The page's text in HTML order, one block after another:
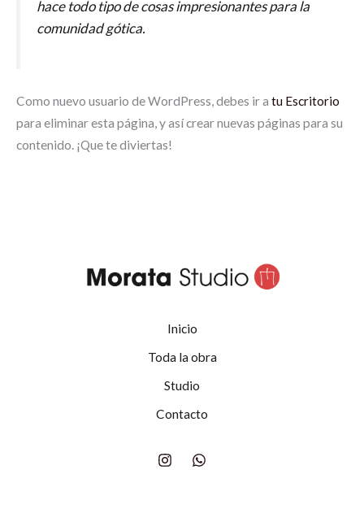
hace todo tipo de cosas impresionantes para la
comunidad gótica.
Como nuevo usuario de WordPress, debes ir a tu Escritorio
para eliminar esta página, y así crear nuevas páginas para su
contenido. ¡Que te diviertas!
Inicio
Toda la obra
Studio
Contacto